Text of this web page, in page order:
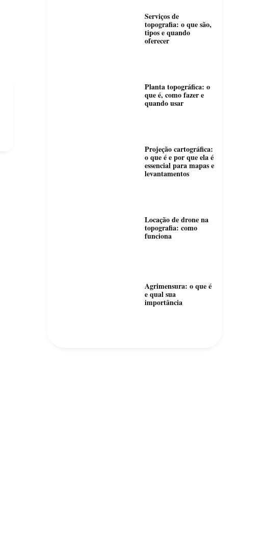
Serviços de
topografia: o que são,
tipos e quando
oferecer
Planta topográfica: o
que é, como fazer e
quando usar
Projeção cartográfica:
o que é e por que ela é
essencial para mapas e
levantamentos
Locação de drone na
topografia: como
funciona
Agrimensura: o que é
e qual sua
importância